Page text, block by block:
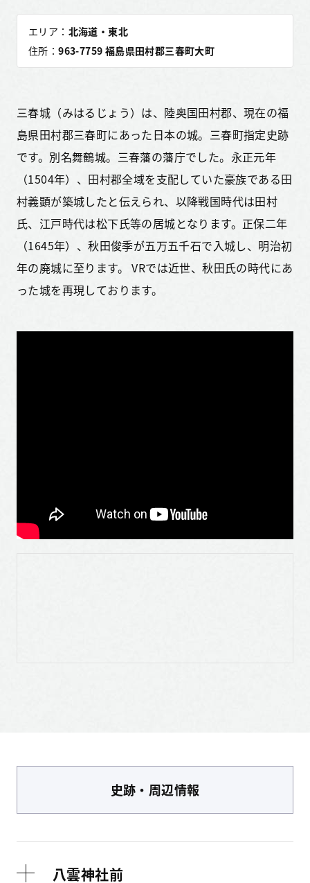
エリア： 北海道・東北
住所：963-7759 福島県田村郡三春町大町
三春城（みはるじょう）は、陸奥国田村郡、現在の福
島県田村郡三春町にあった日本の城。三春町指定史跡
です。別名舞鶴城。三春藩の藩庁でした。永正元年
（1504年）、田村郡全域を支配していた豪族である田
村義顕が築城したと伝えられ、以降戦国時代は田村
氏、江戸時代は松下氏等の居城となります。正保二年
（1645年）、秋田俊季が五万五千石で入城し、明治初
年の廃城に至ります。 VRでは近世、秋田氏の時代にあ
った城を再現しております。
史跡・周辺情報
八雲神社前